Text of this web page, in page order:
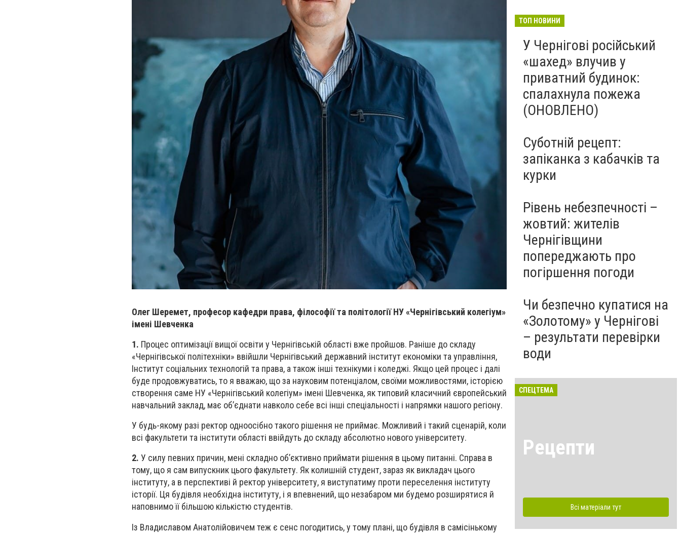
Олег Шеремет, професор кафедри права, філософії та політології НУ «Чернігівський колегіум»
імені Шевченка
1. Процес оптимізації вищої освіти у Чернігівській області вже пройшов. Раніше до складу
«Чернігівської політехніки» ввійшли Чернігівський державний інститут економіки та управління,
Інститут соціальних технологій та права, а також інші технікуми і коледжі. Якщо цей процес і далі
буде продовжуватись, то я вважаю, що за науковим потенціалом, своїми можливостями, історією
створення саме НУ «Чернігівський колегіум» імені Шевченка, як типовий класичний європейський
навчальний заклад, має об’єднати навколо себе всі інші спеціальності і напрямки нашого регіону.
У будь-якому разі ректор одноосібно такого рішення не приймає. Можливий і такий сценарій, коли
всі факультети та інститути області ввійдуть до складу абсолютно нового університету.
2. У силу певних причин, мені складно об’єктивно приймати рішення в цьому питанні. Справа в
тому, що я сам випускник цього факультету. Як колишній студент, зараз як викладач цього
інституту, а в перспективі й ректор університету, я виступатиму проти переселення інституту
історії. Ця будівля необхідна інституту, і я впевнений, що незабаром ми будемо розширятися й
наповнимо її більшою кількістю студентів.
Із Владиславом Анатолійовичем теж є сенс погодитись, у тому плані, що будівля в самісінькому
ТОП НОВИНИ
У Чернігові російський
«шахед» влучив у
приватний будинок:
спалахнула пожежа
(ОНОВЛЕНО)
Суботній рецепт:
запіканка з кабачків та
курки
Рівень небезпечності –
жовтий: жителів
Чернігівщини
попереджають про
погіршення погоди
Чи безпечно купатися на
«Золотому» у Чернігові
– результати перевірки
води
СПЕЦТЕМА
Рецепти
Всі матеріали тут